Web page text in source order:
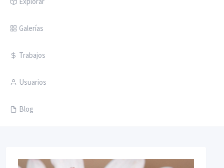
Galerías
Trabajos
Usuarios
Blog